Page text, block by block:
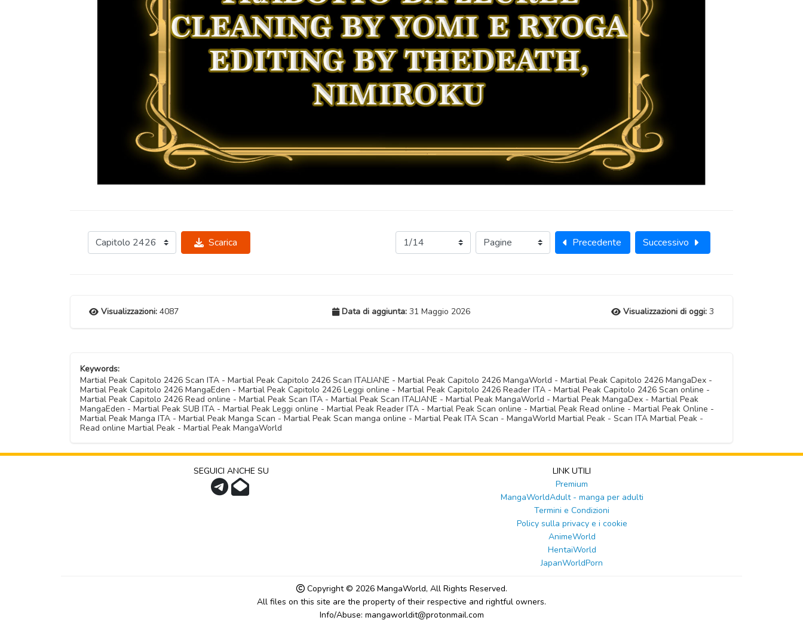
Scarica Precedente Successivo
Visualizzazioni: 4087 Data di aggiunta: 31 Maggio 2026 Visualizzazioni di oggi:3
Keywords:
Martial Peak Capitolo 2426 Scan ITA - Martial Peak Capitolo 2426 Scan ITALIANE - Martial Peak Capitolo 2426 MangaWorld - Martial Peak Capitolo 2426 MangaDex -
Martial Peak Capitolo 2426 MangaEden - Martial Peak Capitolo 2426 Leggi online - Martial Peak Capitolo 2426 Reader ITA - Martial Peak Capitolo 2426 Scan online -
Martial Peak Capitolo 2426 Read online - Martial Peak Scan ITA - Martial Peak Scan ITALIANE - Martial Peak MangaWorld - Martial Peak MangaDex - Martial Peak
MangaEden - Martial Peak SUB ITA - Martial Peak Leggi online - Martial Peak Reader ITA - Martial Peak Scan online - Martial Peak Read online - Martial Peak Online -
Martial Peak Manga ITA - Martial Peak Manga Scan - Martial Peak Scan manga online - Martial Peak ITA Scan - MangaWorld Martial Peak - Scan ITA Martial Peak -
Read online Martial Peak - Martial Peak MangaWorld
SEGUICI ANCHE SU
LINK UTILI
Premium
MangaWorldAdult - manga per adulti
Termini e Condizioni
Policy sulla privacy e i cookie
AnimeWorld
HentaiWorld
JapanWorldPorn
Copyright © 2026 MangaWorld, All Rights Reserved.
All files on this site are the property of their respective and rightful owners.
Info/Abuse: mangaworldit@protonmail.com